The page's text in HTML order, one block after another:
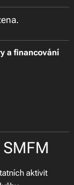
a financování
aktivit